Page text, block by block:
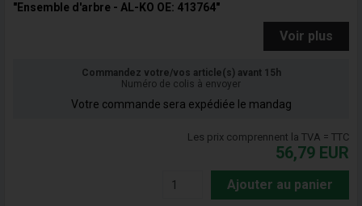
"Ensemble d'arbre - AL-KO OE: 413764"
Voir plus
Commandez votre/vos article(s) avant 15h
Numéro de colis à envoyer
Votre commande sera expédiée le mandag
Les prix comprennent la TVA = TTC
56,79 EUR
Ajouter au panier